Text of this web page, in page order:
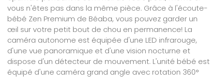
vous n'êtes pas dans la même pièce. Grâce à l'écoute-
bébé Zen Premium de Béaba, vous pouvez garder un
œil sur votre petit bout de chou en permanence! La
caméra autonome est équipée d'une LED infrarouge,
d'une vue panoramique et d'une vision nocturne et
dispose d'un détecteur de mouvement. L'unité bébé est
équipé d'une caméra grand angle avec rotation 360°